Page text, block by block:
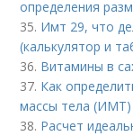
определения
35. Имт 29, что
(калькулятор и
36. Витамины в
37. Как
массы тела (ИМТ)
38. Расчет